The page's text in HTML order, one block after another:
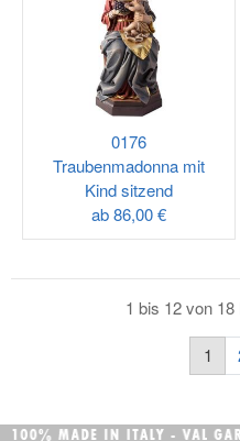
0176
Traubenmadonna mit
Kind sitzend
ab86,00 €
1 bis 12 von
1